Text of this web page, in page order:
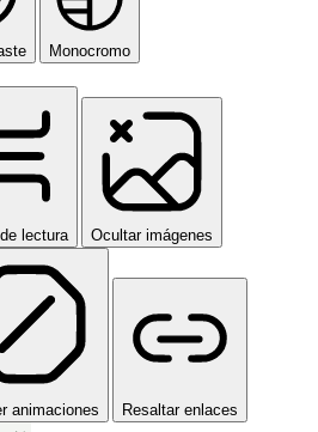
Monocromo
lectura Ocultar imágenes
animaciones Resaltar enlaces